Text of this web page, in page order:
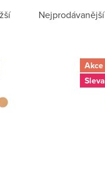
Nejprodávanější
Akce